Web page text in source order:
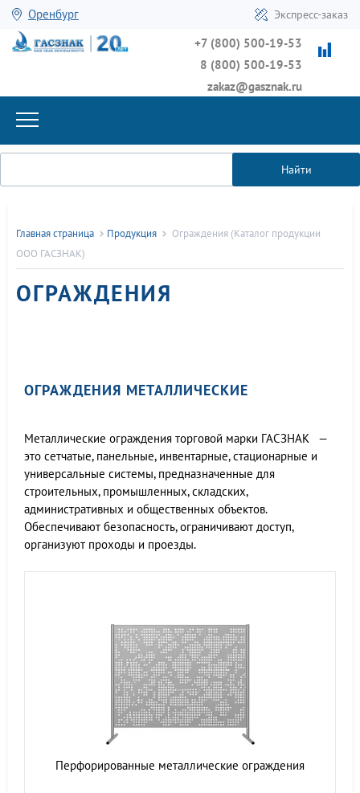
Оренбург Экспресс-заказ
+7 (800) 500-19-53
8 (800) 500-19-53
zakaz@gasznak.ru
Найти
Главная страница Продукция
Ограждения (Каталог продукции
ООО ГАСЗНАК)
ОГРАЖДЕНИЯ
ОГРАЖДЕНИЯ МЕТАЛЛИЧЕСКИЕ
Металлические ограждения торговой марки ГАСЗНАК —
это сетчатые, панельные, инвентарные, стационарные и
универсальные системы, предназначенные для
строительных, промышленных, складских,
административных и общественных объектов.
Обеспечивают безопасность, ограничивают доступ,
организуют проходы и проезды.
Перфорированные металлические ограждения